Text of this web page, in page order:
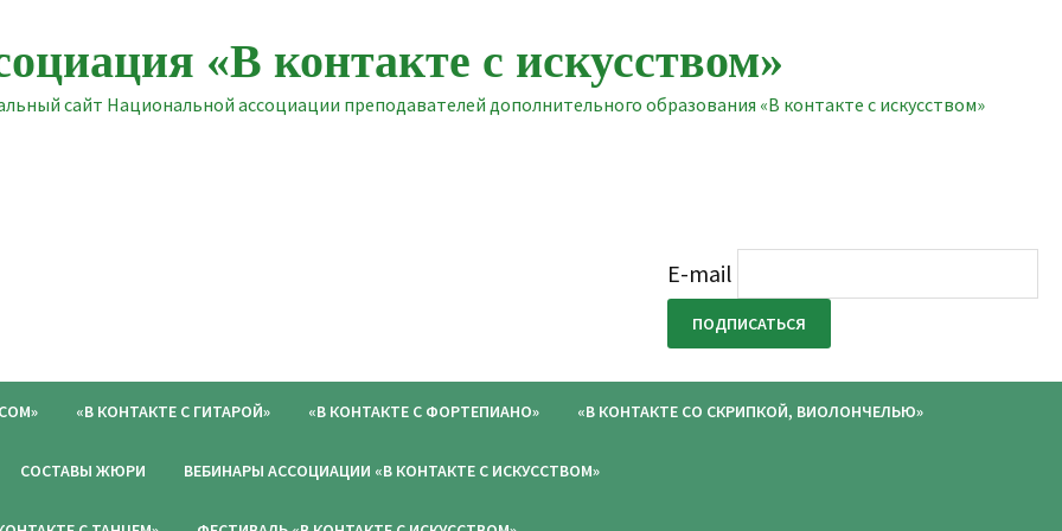
«В контакте с искусством»
сайт Национальной ассоциации преподавателей дополнительного образования «В контакте с искусством»
E-mail
«В КОНТАКТЕ С ГИТАРОЙ» «В КОНТАКТЕ С ФОРТЕПИАНО» «В КОНТАКТЕ СО СКРИПКОЙ, ВИОЛОНЧЕЛЬЮ»
СОСТАВЫ ЖЮРИ ВЕБИНАРЫ АССОЦИАЦИИ «В КОНТАКТЕ С ИСКУССТВОМ»